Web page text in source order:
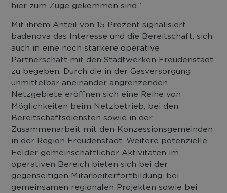
hier zum Zuge gekommen sind.“
Mit ihrem Anteil von 15 Prozent signalisiert
badenova das Interesse und die Bereitschaft, sich
auch in eine noch stärkere operative
Partnerschaft mit den Stadtwerken Freudenstadt
zu begeben. Durch die in der Gasversorgung
unmittelbar aneinander angrenzenden
Netzgebiete eröffnen sich eine Reihe von
Möglichkeiten beim Netzbetrieb, bei den
Bereitschaftsdiensten sowie in der
Zusammenarbeit mit den Konzessionsgemeinden
in der Region Freudenstadt. Weitere potenzielle
Felder gemeinschaftlicher Aktivitäten im
operativen Bereich bieten sich bei der
gegenseitigen Mitarbeiterfortbildung, bei
gemeinsamen regionalen Projekten sowie bei